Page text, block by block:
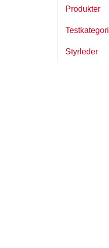
Produkter
Testkategori
Styrleder